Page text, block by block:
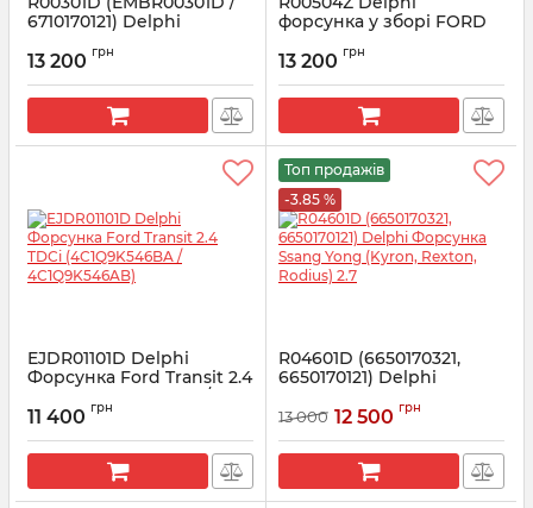
6710170121) Delphi
Euro 5
Артикул: R00301D
13 200 грн
форсунка у зборі FORD
Артикул: R00504Z
13 200 грн
EJDR01101D Delphi
Форсунка Ford Transit 2.4
TDCi (4C1Q9K546BA /
4C1Q9K546AB)
Артикул: R01101D
11 400 грн
Топ продажів
-3.85 %
R04601D (6650170321,
6650170121) Delphi
(Kyron, Rexton, Rodius) 2.7
Артикул: R04601D
13 000 12 500 грн